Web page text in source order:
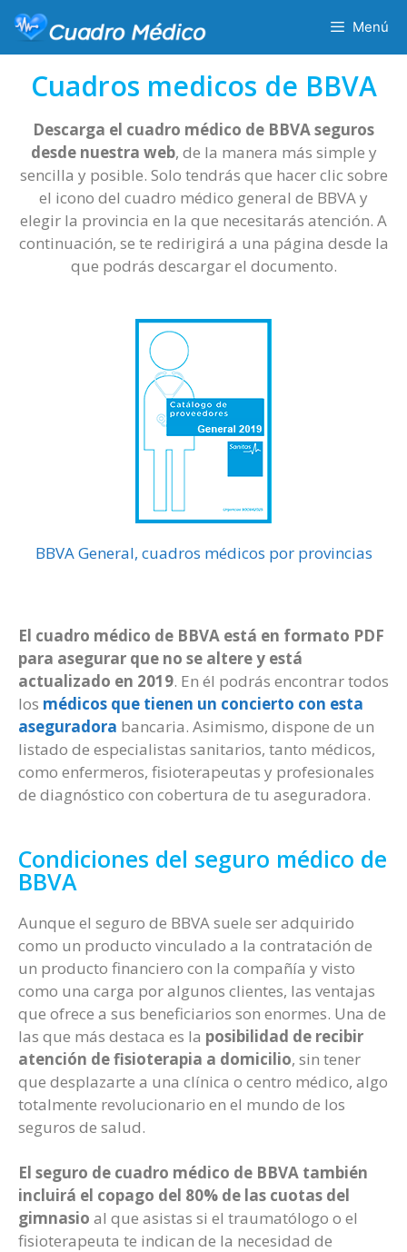
Menú
Cuadros medicos de BBVA
Descarga el cuadro médico de BBVA seguros
desde nuestra web, de la manera más simple y
sencilla y posible. Solo tendrás que hacer clic sobre
el icono del cuadro médico general de BBVA y
elegir la provincia en la que necesitarás atención. A
continuación, se te redirigirá a una página desde la
que podrás descargar el documento.
BBVA General, cuadros médicos por provincias
El cuadro médico de BBVA está en formato PDF
para asegurar que no se altere y está
actualizado en 2019. En él podrás encontrar todos
los médicos que tienen un concierto con esta
aseguradora bancaria. Asimismo, dispone de un
listado de especialistas sanitarios, tanto médicos,
como enfermeros, fisioterapeutas y profesionales
de diagnóstico con cobertura de tu aseguradora.
Condiciones del seguro médico de
BBVA
Aunque el seguro de BBVA suele ser adquirido
como un producto vinculado a la contratación de
un producto financiero con la compañía y visto
como una carga por algunos clientes, las ventajas
que ofrece a sus beneficiarios son enormes. Una de
las que más destaca es la posibilidad de recibir
atención de fisioterapia a domicilio, sin tener
que desplazarte a una clínica o centro médico, algo
totalmente revolucionario en el mundo de los
seguros de salud.
El seguro de cuadro médico de BBVA también
incluirá el copago del 80% de las cuotas del
gimnasio al que asistas si el traumatólogo o el
fisioterapeuta te indican de la necesidad de